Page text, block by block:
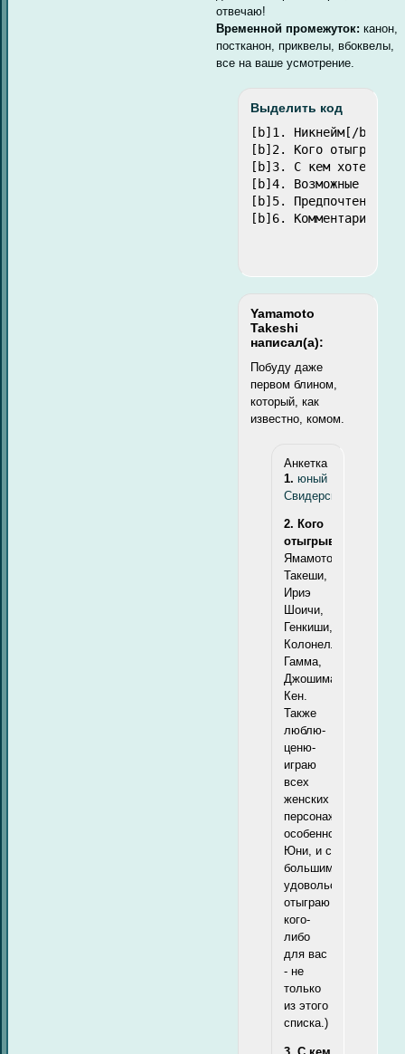
отвечаю!
Временной промежуток: канон,
постканон, приквелы, вбоквелы,
все на ваше усмотрение.
Выделить код
[b]1. Никнейм[/b]
[b]2. Кого
[b]3. С кем хотелось
[b]4. Возможные
[b]5. Предпочтения в
[b]6. Комментарии и
Yamamoto
Takeshi
написал(а):
Побуду даже
первом блином,
который, как
известно, комом.
Анкетка
1. юный
Свидерский
2. Кого
отыгрываю:
Ямамото
Такеши,
Ириэ
Шоичи,
Генкиши,
Колонелло,
Гамма,
Джошима
Кен.
Также
люблю-
ценю-
играю
всех
женских
персонажей,
особенно
Юни, и с
большим
удовольствием
отыграю
кого-
либо
для вас
- не
только
из этого
списка.)